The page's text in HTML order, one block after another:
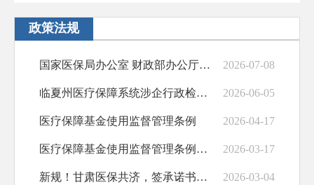
政策法规
国家医保局办公室 财政部办公厅关于印发《... 2026-07-08
临夏州医疗保障系统涉企行政检查事项清单 2026-06-05
医疗保障基金使用监督管理条例 2026-04-17
医疗保障基金使用监督管理条例实施细则 2026-03-17
新规！甘肃医保共济，签承诺书即可完成绑定 2026-03-04